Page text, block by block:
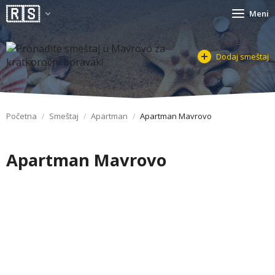
Meni
Dodaj smeštaj
Početna Smeštaj Apartman Apartman Mavrovo
Apartman Mavrovo